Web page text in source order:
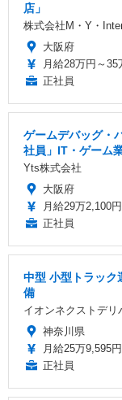
店」
株式会社M・Y・
大阪府
月給28万円～35
正社員
ゲームデバッグ・
社員」IT・ゲーム
Yts株式会社
大阪府
月給29万2,100
正社員
中型 小型トラック
備
イオンネクストデリ
神奈川県
月給25万9,595
正社員